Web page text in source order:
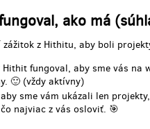
ako má
zážitok z Hithitu, aby boli
fungoval, aby sme vás na
🙂 (vždy aktívny)
sme vám ukázali len
najviac z vás osloviť. 🎯